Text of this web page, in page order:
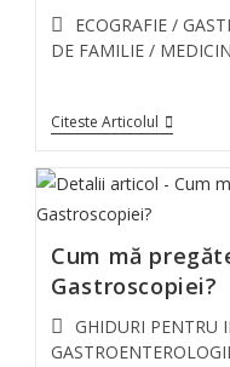
ECOGRAFIE /
DE FAMILIE /
Citeste Articolul
Cum mă
Gastroscopiei?
GHIDURI PENTRU